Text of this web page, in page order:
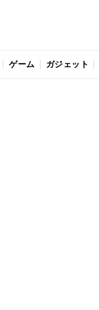
ゲーム ガジェット